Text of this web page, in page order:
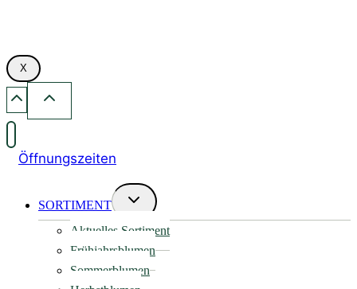
X
Öffnungszeiten
SORTIMENT
Untermenü
umschalten
Aktuelles Sortiment
Frühjahrsblumen
Sommerblumen